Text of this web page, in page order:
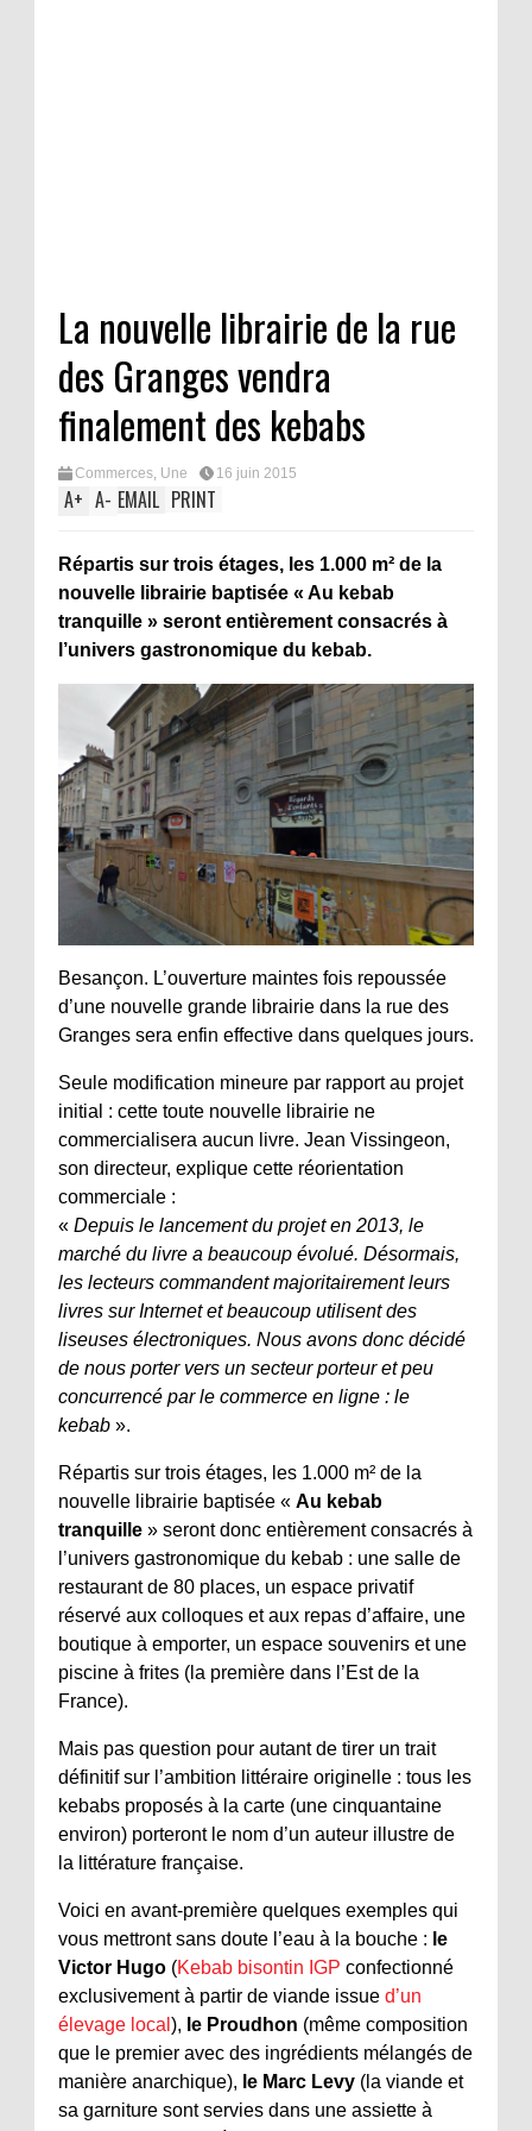
La nouvelle librairie de la rue
des Granges vendra
finalement des kebabs
Commerces, Une 16 juin 2015
A+ A- EMAIL PRINT
Répartis sur trois étages, les 1.000 m² de la
nouvelle librairie baptisée « Au kebab
tranquille » seront entièrement consacrés à
l’univers gastronomique du kebab.
Besançon. L’ouverture maintes fois repoussée
d’une nouvelle grande librairie dans la rue des
Granges sera enfin effective dans quelques jours.
Seule modification mineure par rapport au projet
initial : cette toute nouvelle librairie ne
commercialisera aucun livre. Jean Vissingeon,
son directeur, explique cette réorientation
commerciale :
« Depuis le lancement du projet en 2013, le
marché du livre a beaucoup évolué. Désormais,
les lecteurs commandent majoritairement leurs
livres sur Internet et beaucoup utilisent des
liseuses électroniques. Nous avons donc décidé
de nous porter vers un secteur porteur et peu
concurrencé par le commerce en ligne : le
kebab ».
Répartis sur trois étages, les 1.000 m² de la
nouvelle librairie baptisée « Au kebab
tranquille » seront donc entièrement consacrés à
l’univers gastronomique du kebab : une salle de
restaurant de 80 places, un espace privatif
réservé aux colloques et aux repas d’affaire, une
boutique à emporter, un espace souvenirs et une
piscine à frites (la première dans l’Est de la
France).
Mais pas question pour autant de tirer un trait
définitif sur l’ambition littéraire originelle : tous les
kebabs proposés à la carte (une cinquantaine
environ) porteront le nom d’un auteur illustre de
la littérature française.
Voici en avant-première quelques exemples qui
vous mettront sans doute l’eau à la bouche : le
Victor Hugo (Kebab bisontin IGP confectionné
exclusivement à partir de viande issue d’un
élevage local ), le Proudhon (même composition
que le premier avec des ingrédients mélangés de
manière anarchique), le Marc Levy (la viande et
sa garniture sont servies dans une assiette à